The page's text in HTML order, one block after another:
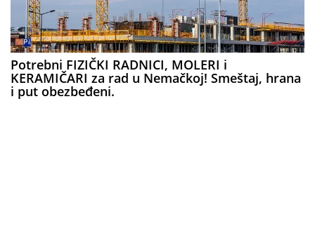
Potrebni FIZIČKI RADNICI, MOLERI i
KERAMIČARI za rad u Nemačkoj! Smeštaj, hrana
i put obezbeđeni.